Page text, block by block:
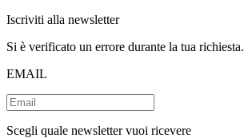
Iscriviti alla newsletter
Si è verificato un errore durante la tua richiesta.
EMAIL
Scegli quale newsletter vuoi ricevere